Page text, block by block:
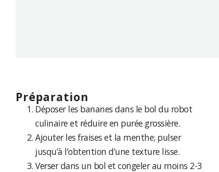
préparation
Déposer les bananes dans le bol du robot
culinaire et réduire en purée grossière.
Ajouter les fraises et la menthe; pulser
jusqu’à l’obtention d’une texture lisse.
Verser dans un bol et congeler au moins 2-3